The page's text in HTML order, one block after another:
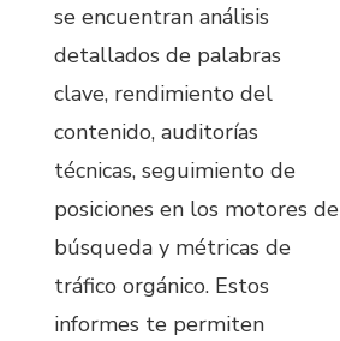
se encuentran análisis
detallados de palabras
clave, rendimiento del
contenido, auditorías
técnicas, seguimiento de
posiciones en los motores de
búsqueda y métricas de
tráfico orgánico. Estos
informes te permiten